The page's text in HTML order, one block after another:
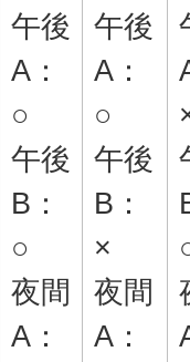
午後
A：
○
午後
B：
○
夜間
A：
午後
A：
○
午後
B：
×
夜間
A：